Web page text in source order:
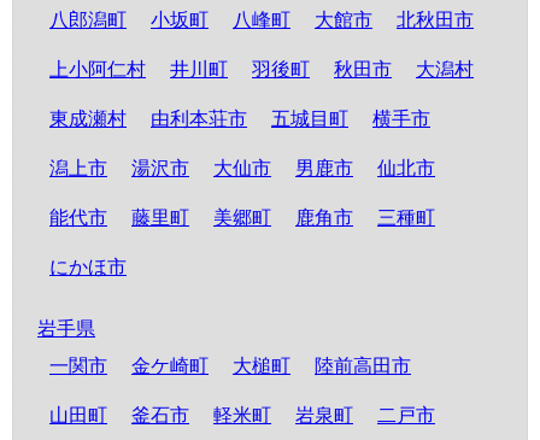
八郎潟町
小坂町 八峰町 大館市 北秋田市
上小阿仁村 井川町 羽後町 秋田市 大潟村
東成瀬村 由利本荘市 五城目町 横手市
潟上市 湯沢市 大仙市 男鹿市 仙北市
能代市 藤里町 美郷町 鹿角市 三種町
にかほ市
岩手県
一関市
金ケ崎町 大槌町 陸前高田市
山田町 釜石市 軽米町 岩泉町 二戸市